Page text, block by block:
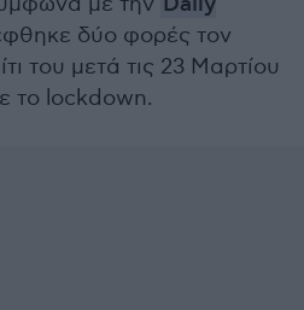
δύο φορές τον
του μετά τις 23 Μαρτίου
το lockdown.